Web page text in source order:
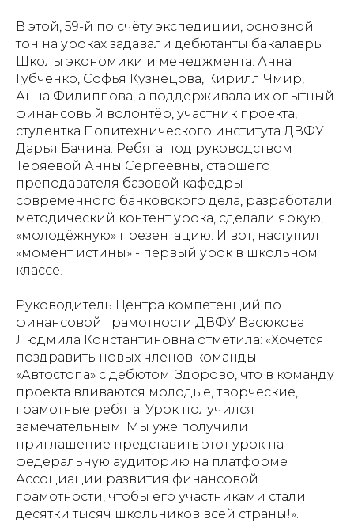
В этой, 59-й по счёту экспедиции, основной
тон на уроках задавали дебютанты бакалавры
Школы экономики и менеджмента: Анна
Губченко, Софья Кузнецова, Кирилл Чмир,
Анна Филиппова, а поддерживала их опытный
финансовый волонтёр, участник проекта,
студентка Политехнического института ДВФУ
Дарья Бачина. Ребята под руководством
Теряевой Анны Сергеевны, старшего
преподавателя базовой кафедры
современного банковского дела, разработали
методический контент урока, сделали яркую,
«молодёжную» презентацию. И вот, наступил
«момент истины» - первый урок в школьном
классе!
Руководитель Центра компетенций по
финансовой грамотности ДВФУ Васюкова
Людмила Константиновна отметила: «Хочется
поздравить новых членов команды
«Автостопа» с дебютом. Здорово, что в команду
проекта вливаются молодые, творческие,
грамотные ребята. Урок получился
замечательным. Мы уже получили
приглашение представить этот урок на
федеральную аудиторию на платформе
Ассоциации развития финансовой
грамотности, чтобы его участниками стали
десятки тысяч школьников всей страны!».